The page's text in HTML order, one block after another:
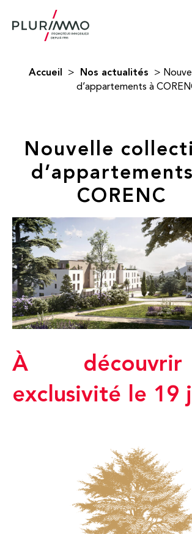
Accueil > Nos actualités >
d’appartements à
Nouvelle
CORENC
À
exclusivité le 19